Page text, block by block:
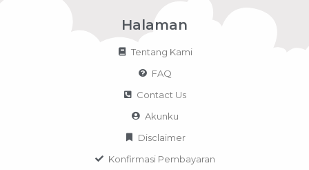
Halaman
Tentang Kami
FAQ
Contact Us
Akunku
Disclaimer
Konfirmasi Pembayaran